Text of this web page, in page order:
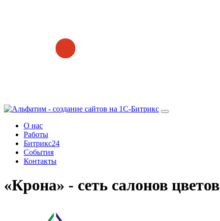
О нас
Работы
Битрикс24
События
Контакты
«Крона» - сеть салонов цветов